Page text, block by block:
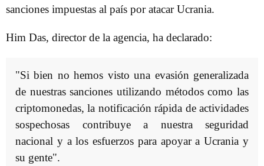
sanciones impuestas al país por atacar Ucrania.
Him Das, director de la agencia, ha declarado:
"Si bien no hemos visto una evasión generalizada
de nuestras sanciones utilizando métodos como las
criptomonedas, la notificación rápida de actividades
sospechosas contribuye a nuestra seguridad
nacional y a los esfuerzos para apoyar a Ucrania y
su gente".